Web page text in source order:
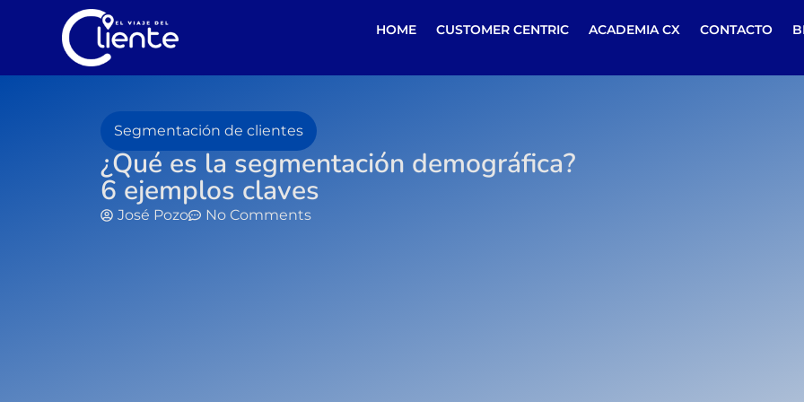
HOME CUSTOMER CENTRIC ACADEMIA CX CONTACTO
Segmentación de clientes
¿Qué es la segmentación demográfica?
6 ejemplos claves
José Pozo No Comments